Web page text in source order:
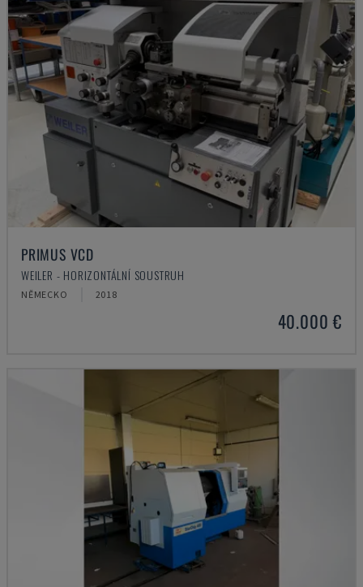
PRIMUS VCD
WEILER - HORIZONTÁLNÍ SOUSTRUH
NĚMECKO 2018
40.000 €